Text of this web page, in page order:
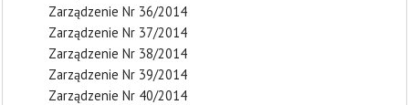
Zarządzenie Nr 36/2014
Zarządzenie Nr 37/2014
Zarządzenie Nr 38/2014
Zarządzenie Nr 39/2014
Zarządzenie Nr 40/2014